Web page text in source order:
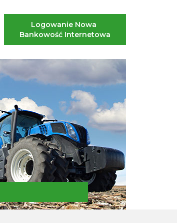
Logowanie Nowa
Bankowość Internetowa